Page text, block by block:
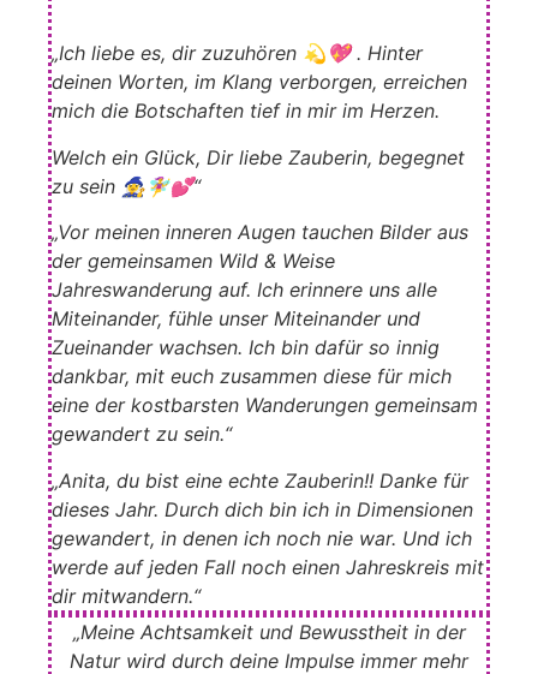
„Ich liebe es, dir zuzuhören 💫💖 . Hinter
deinen Worten, im Klang verborgen, erreichen
mich die Botschaften tief in mir im Herzen.
Welch ein Glück, Dir liebe Zauberin, begegnet
zu sein 🧙‍♀️🧚‍♀️💕“
„Vor meinen inneren Augen tauchen Bilder aus
der gemeinsamen Wild & Weise
Jahreswanderung auf. Ich erinnere uns alle
Miteinander, fühle unser Miteinander und
Zueinander wachsen. Ich bin dafür so innig
dankbar, mit euch zusammen diese für mich
eine der kostbarsten Wanderungen gemeinsam
gewandert zu sein.“
„Anita, du bist eine echte Zauberin!! Danke für
dieses Jahr. Durch dich bin ich in Dimensionen
gewandert, in denen ich noch nie war. Und ich
werde auf jeden Fall noch einen Jahreskreis mit
dir mitwandern.“
„Meine Achtsamkeit und Bewusstheit in der
Natur wird durch deine Impulse immer mehr